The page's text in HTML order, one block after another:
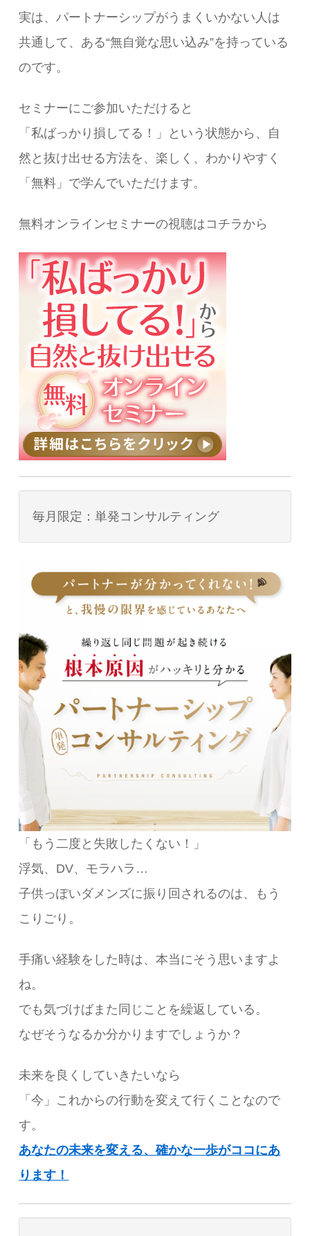
実は、パートナーシップがうまくいかない人は
共通して、ある“無自覚な思い込み”を持っている
のです。
セミナーにご参加いただけると
「私ばっかり損してる！」という状態から、自
然と抜け出せる方法を、楽しく、わかりやすく
「無料」で学んでいただけます。
無料オンラインセミナーの視聴はコチラから
毎月限定：単発コンサルティング
「もう二度と失敗したくない！」
浮気、DV、モラハラ…
子供っぽいダメンズに振り回されるのは、もう
こりごり。
手痛い経験をした時は、本当にそう思いますよ
ね。
でも気づけばまた同じことを繰返している。
なぜそうなるか分かりますでしょうか？
未来を良くしていきたいなら
「今」これからの行動を変えて行くことなので
す。
あなたの未来を変える、確かな一歩がココにあ
ります！